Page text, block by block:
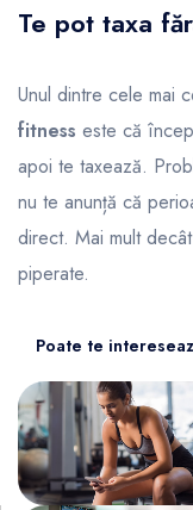
Te pot taxa
Unul dintre cele mai
fitness este că
apoi te taxează.
nu te anunță că
direct. Mai mult
piperate.
Poate te